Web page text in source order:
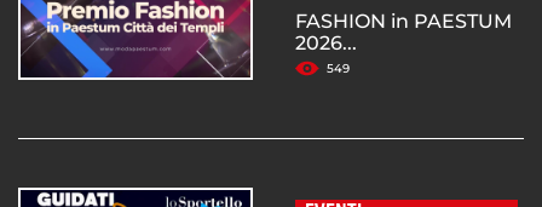
FASHION in PAESTUM
2026...
549